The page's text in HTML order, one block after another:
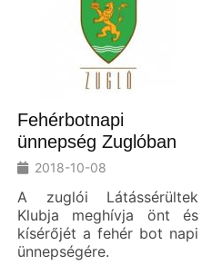
Fehérbotnapi
ünnepség Zuglóban
2018-10-08
A zuglói Látássérültek
Klubja meghívja önt és
kísérőjét a fehér bot napi
ünnepségére.